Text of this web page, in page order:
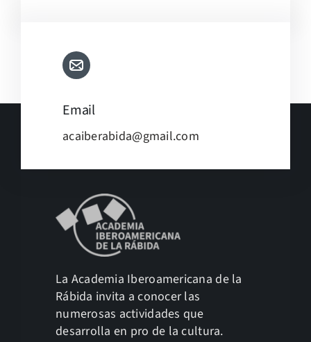
Email
acaiberabida@gmail.com
La Academia Iberoamericana de la
Rábida invita a conocer las
numerosas actividades que
desarrolla en pro de la cultura.